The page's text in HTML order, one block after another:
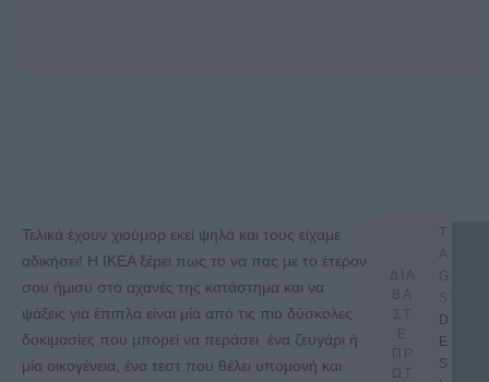
Τελικά έχουν χιούμορ εκεί ψηλά και τους είχαμε
αδικήσει! Η IKEA ξέρει πως το να πας με το έτερον
σου ήμισυ στο αχανές της κατάστημα και να
ψάξεις για έπιπλα είναι μία από τις πιο δύσκολες
δοκιμασίες που μπορεί να περάσει ένα ζευγάρι ή
μία οικογένεια, ένα τεστ που θέλει υπομονή και
ΔΙΑ
ΒΑ
ΣΤ
Ε
ΠΡ
ΩΤ
T
A
G
S:
D
E
S